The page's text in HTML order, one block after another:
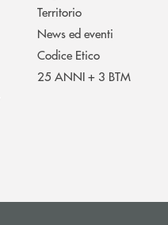
Territorio
News ed eventi
Codice Etico
25 ANNI + 3 BTM